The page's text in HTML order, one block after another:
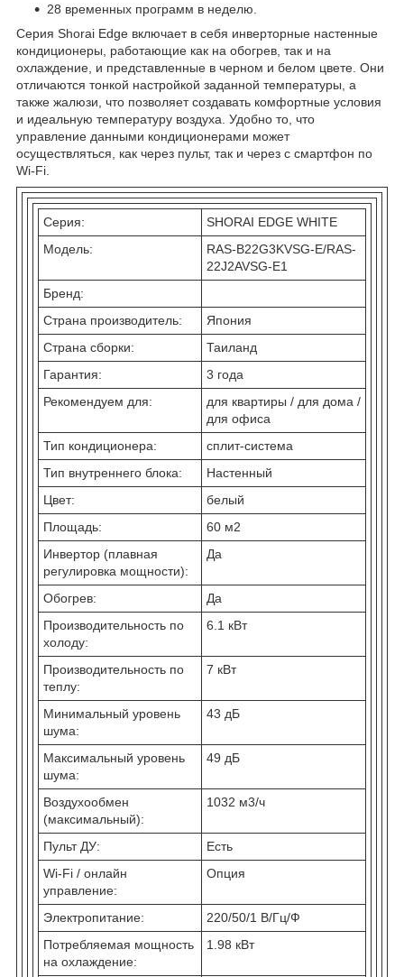
28 временных программ в неделю.
Серия Shorai Edge включает в себя инверторные настенные
кондиционеры, работающие как на обогрев, так и на
охлаждение, и представленные в черном и белом цвете. Они
отличаются тонкой настройкой заданной температуры, а
также жалюзи, что позволяет создавать комфортные условия
и идеальную температуру воздуха. Удобно то, что
управление данными кондиционерами может
осуществляться, как через пульт, так и через с смартфон по
Wi-Fi.
Серия:
SHORAI EDGE WHITE
Модель:
RAS-B22G3KVSG-E/RAS-
22J2AVSG-E1
Бренд:
Страна производитель:
Япония
Страна сборки:
Таиланд
Гарантия:
3 года
Рекомендуем для:
для квартиры / для дома /
для офиса
Тип кондиционера:
сплит-система
Тип внутреннего блока:
Настенный
Цвет:
белый
Площадь:
60 м2
Инвертор (плавная
регулировка мощности):
Да
Обогрев:
Да
Производительность по
холоду:
6.1 кВт
Производительность по
теплу:
7 кВт
Минимальный уровень
шума:
43 дБ
Максимальный уровень
шума:
49 дБ
Воздухообмен
(максимальный):
1032 м3/ч
Пульт ДУ:
Есть
Wi-Fi / онлайн
управление:
Опция
Электропитание:
220/50/1 В/Гц/Ф
Потребляемая мощность
на охлаждение:
1.98 кВт